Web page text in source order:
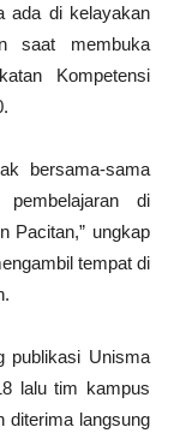
ada di kelayakan
saat membuka
Kompetensi
bersama-sama
pembelajaran di
Pacitan,” ungkap
tempat di
publikasi Unisma
lalu tim kampus
diterima langsung